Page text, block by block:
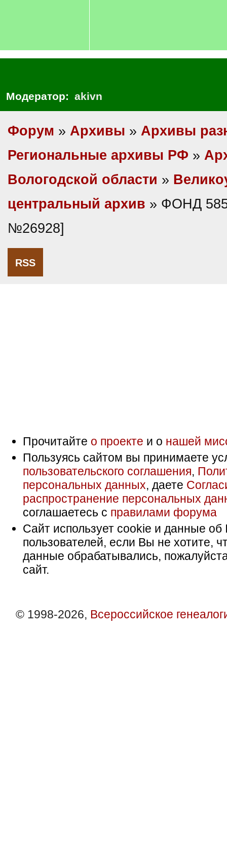
Модератор: akivn
Форум » Архивы » Архивы
Региональные архивы РФ »
Вологодской области »
центральный архив » ФОНД
№26928]
RSS
Прочитайте о проекте и о нашей
Пользуясь сайтом вы принимаете
пользовательского соглашения,
персональных данных, даете
распространение персональных
соглашаетесь с правилами форума
Сайт использует cookie и данные об
пользователей, если Вы не хотите,
данные обрабатывались,
сайт.
© 1998-2026, Всероссийское